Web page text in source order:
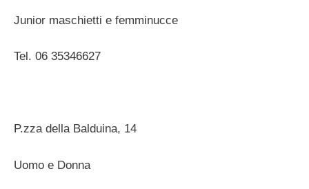
Junior maschietti e femminucce
Tel. 06 35346627
P.zza della Balduina, 14
Uomo e Donna